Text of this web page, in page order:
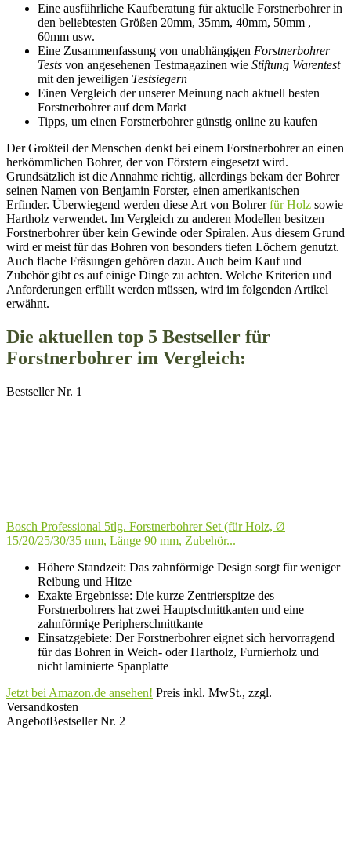
Eine ausführliche Kaufberatung für aktuelle Forstnerbohrer in
den beliebtesten Größen 20mm, 35mm, 40mm, 50mm ,
60mm usw.
Eine Zusammenfassung von unabhängigen Forstnerbohrer
Tests von angesehenen Testmagazinen wie Stiftung Warentest
mit den jeweiligen Testsiegern
Einen Vergleich der unserer Meinung nach aktuell besten
Forstnerbohrer auf dem Markt
Tipps, um einen Forstnerbohrer günstig online zu kaufen
Der Großteil der Menschen denkt bei einem Forstnerbohrer an einen
herkömmlichen Bohrer, der von Förstern eingesetzt wird.
Grundsätzlich ist die Annahme richtig, allerdings bekam der Bohrer
seinen Namen von Benjamin Forster, einen amerikanischen
Erfinder. Überwiegend werden diese Art von Bohrerfür Holz sowie
Hartholz verwendet. Im Vergleich zu anderen Modellen besitzen
Forstnerbohrer über kein Gewinde oder Spiralen. Aus diesem Grund
wird er meist für das Bohren von besonders tiefen Löchern genutzt.
Auch flache Fräsungen gehören dazu. Auch beim Kauf und
Zubehör gibt es auf einige Dinge zu achten. Welche Kriterien und
Anforderungen erfüllt werden müssen, wird im folgenden Artikel
erwähnt.
Die aktuellen top 5 Bestseller für
Forstnerbohrer im Vergleich:
Bestseller Nr. 1
Bosch Professional 5tlg. Forstnerbohrer Set (für Holz, Ø
15/20/25/30/35 mm, Länge 90 mm, Zubehör...
Höhere Standzeit: Das zahnförmige Design sorgt für weniger
Reibung und Hitze
Exakte Ergebnisse: Die kurze Zentrierspitze des
Forstnerbohrers hat zwei Hauptschnittkanten und eine
zahnförmige Peripherschnittkante
Einsatzgebiete: Der Forstnerbohrer eignet sich hervorragend
für das Bohren in Weich- oder Hartholz, Furnierholz und
nicht laminierte Spanplatte
Jetzt bei Amazon.de ansehen! Preis inkl. MwSt., zzgl.
Versandkosten
AngebotBestseller Nr. 2